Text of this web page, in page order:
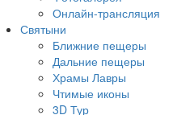
Онлайн-трансляция
Святыни
Ближние пещеры
Дальние пещеры
Храмы Лавры
Чтимые иконы
3D Тур